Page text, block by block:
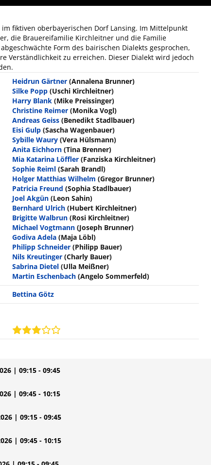
fiktiven oberbayerischen Dorf Lansing. Im Mittelpunkt
die Brauereifamilie Kirchleitner und die Familie
Form des bairischen Dialekts gesprochen,
Verständlichkeit zu erreichen. Dieser Dialekt wird jedoch
Heidrun Gärtner (Annalena Brunner)
Silke Popp (Uschi Kirchleitner)
Harry Blank (Mike Preissinger)
Christine Reimer (Monika Vogl)
Andreas Geiss (Benedikt Stadlbauer)
Eisi Gulp (Sascha Wagenbauer)
Sybille Waury (Vera Hülsmann)
Anita Eichhorn (Tina Brenner)
Mia Katarina Löffler (Fanziska Kirchleitner)
Sophie Reiml (Sarah Brandl)
Holger Matthias Wilhelm (Gregor Brunner)
Patricia Freund (Sophia Stadlbauer)
Joel Akgün (Leon Sahin)
Bernhard Ulrich (Hubert Kirchleitner)
Brigitte Walbrun (Rosi Kirchleitner)
Michael Vogtmann (Joseph Brunner)
Godiva Adela (Maja Löbl)
Philipp Schneider (Philipp Bauer)
Nils Kreutinger (Charly Bauer)
Sabrina Dietel (Ulla Meißner)
Martin Eschenbach (Angelo Sommerfeld)
Bettina Götz
| 09:15 - 09:45
| 09:45 - 10:15
| 09:15 - 09:45
| 09:45 - 10:15